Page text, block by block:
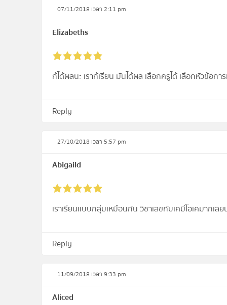
07/11/2018 เวลา 2:11 pm
Elizabeths
ก้ได้ผลนะ เราก้เรียน มันได้ผล เลือกครูได้ เลือกหัวข้อก
Reply
27/10/2018 เวลา 5:57 pm
Abigaild
เราเรียนเเบบกลุ่มเหมือนกัน วิชาเลขกับเคมีโอเคมากเล
Reply
11/09/2018 เวลา 9:33 pm
Aliced